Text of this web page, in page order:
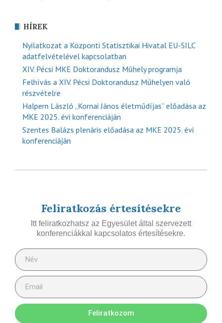
HÍREK
Nyilatkozat a Központi Statisztikai Hivatal EU-SILC
adatfelvételével kapcsolatban
XIV. Pécsi MKE Doktorandusz Műhely programja
Felhívás a XIV. Pécsi Doktorandusz Műhelyen való
részvételre
Halpern László „Kornai János életműdíjas” előadása az
MKE 2025. évi konferenciáján
Szentes Balázs plenáris előadása az MKE 2025. évi
konferenciáján
Feliratkozás értesítésekre
Itt feliratkozhatsz az Egyesület által szervezett
konferenciákkal kapcsolatos értesítésekre.
Feliratkozom